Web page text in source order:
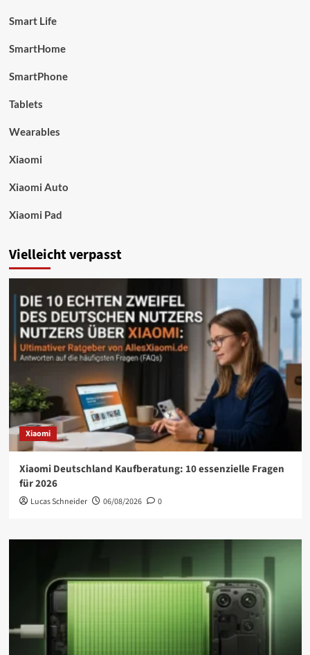
Smart Life
SmartHome
SmartPhone
Tablets
Wearables
Xiaomi
Xiaomi Auto
Xiaomi Pad
Vielleicht verpasst
Xiaomi
Xiaomi Deutschland Kaufberatung: 10 essenzielle Fragen
für 2026
Lucas Schneider 06/08/2026 0